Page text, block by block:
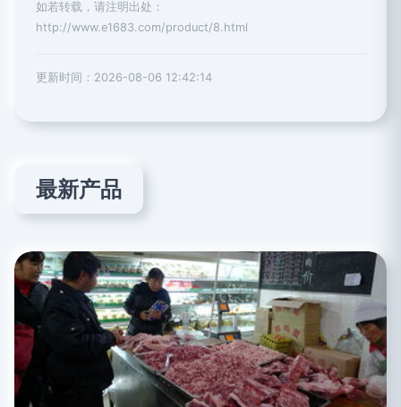
如若转载，请注明出处：
http://www.e1683.com/product/8.html
更新时间：2026-08-06 12:42:14
最新产品